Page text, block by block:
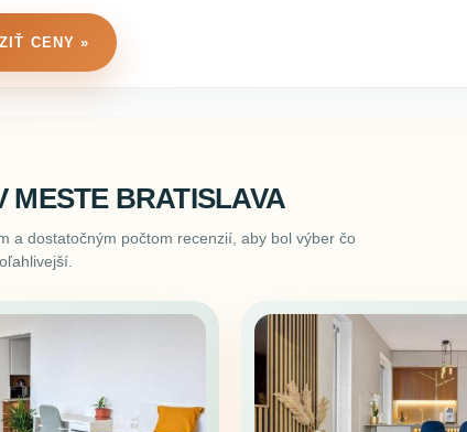
CENY »
MESTE BRATISLAVA
a dostatočným počtom recenzií, aby bol výber čo